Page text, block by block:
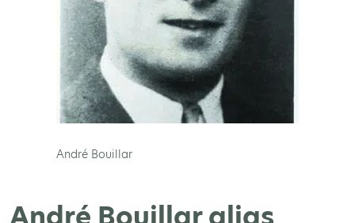
André Bouillar